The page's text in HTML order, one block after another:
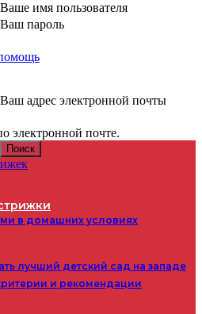
Ваше имя пользователя
Ваш пароль
Ваш адрес электронной почты
электронной почте.
в домашних условиях
лучший детский сад на западе
и рекомендации